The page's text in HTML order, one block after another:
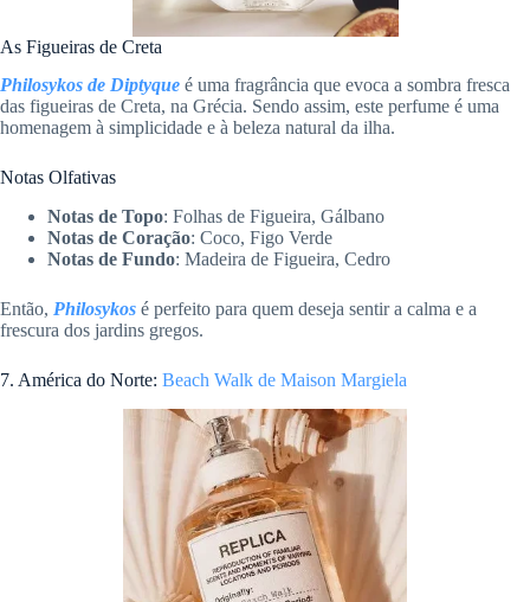
As Figueiras de Creta
Philosykos de Diptyque é uma fragrância que evoca a sombra fresca
das figueiras de Creta, na Grécia. Sendo assim, este perfume é uma
homenagem à simplicidade e à beleza natural da ilha.
Notas Olfativas
Notas de Topo: Folhas de Figueira, Gálbano
Notas de Coração: Coco, Figo Verde
Notas de Fundo: Madeira de Figueira, Cedro
Então, Philosykos é perfeito para quem deseja sentir a calma e a
frescura dos jardins gregos.
7. América do Norte: Beach Walk de Maison Margiela